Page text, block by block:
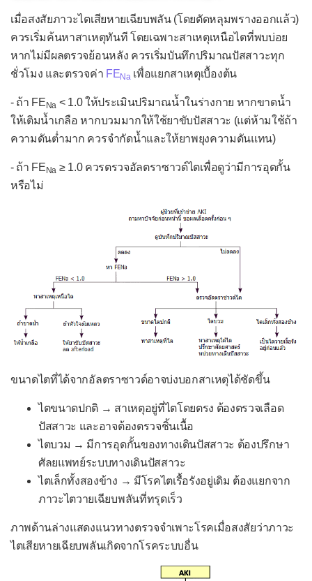
เมื่อสงสัยภาวะไตเสียหายเฉียบพลัน (โดยตัดหลุมพรางออกแล้ว)
ควรเริ่มค้นหาสาเหตุทันที โดยเฉพาะสาเหตุเหนือไตที่พบบ่อย
หากไม่มีผลตรวจย้อนหลัง ควรเริ่มบันทึกปริมาณปัสสาวะทุก
ชั่วโมง และตรวจค่า FENa เพื่อแยกสาเหตุเบื้องต้น
- ถ้า FE Na < 1.0 ให้ประเมินปริมาณน้ำในร่างกาย หากขาดน้ำ
ให้เติมน้ำเกลือ หากบวมมากให้ใช้ยาขับปัสสาวะ (แต่ห้ามใช้ถ้า
ความดันต่ำมาก ควรจำกัดน้ำและให้ยาพยุงความดันแทน)
- ถ้า FE Na ≥ 1.0 ควรตรวจอัลตราซาวด์ไตเพื่อดูว่ามีการอุดกั้น
หรือไม่
ขนาดไตที่ได้จากอัลตราซาวด์อาจบ่งบอกสาเหตุได้ชัดขึ้น
ไตขนาดปกติ → สาเหตุอยู่ที่ไตโดยตรง ต้องตรวจเลือด
ปัสสาวะ และอาจต้องตรวจชิ้นเนื้อ
ไตบวม → มีการอุดกั้นของทางเดินปัสสาวะ ต้องปรึกษา
ศัลยแพทย์ระบบทางเดินปัสสาวะ
ไตเล็กทั้งสองข้าง → มีโรคไตเรื้อรังอยู่เดิม ต้องแยกจาก
ภาวะไตวายเฉียบพลันที่ทรุดเร็ว
ภาพด้านล่างแสดงแนวทางตรวจจำเพาะโรคเมื่อสงสัยว่าภาวะ
ไตเสียหายเฉียบพลันเกิดจากโรคระบบอื่น